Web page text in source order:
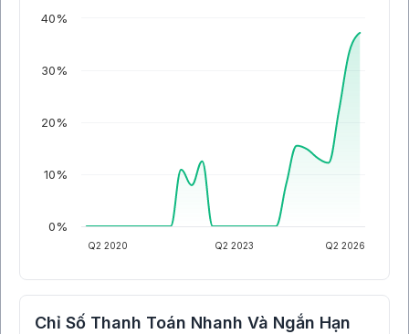
Q2 2020 Q2 2023 Q2 2026
0%
10%
20%
30%
40%
Chỉ Số Thanh Toán Nhanh Và Ngắn Hạn